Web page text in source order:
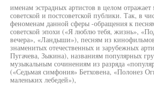
именам эстрадных артистов в целом
советской и постсоветской публики. Так, в
феноменам данной сферы -обращения к
советской эпохи («Я люблю тебя, жизнь»,
вечера», «Ландыши»), песням из
знаменитых отечественных и зарубежных
Пугачева, Зыкина), названиям популярных
музыкальным сочинениям из разряда
(«Седьмая симфония» Бетховена, «Полонез
маленьких лебедей»),